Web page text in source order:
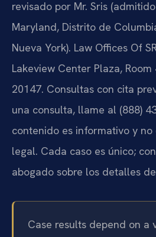
revisado por Mr. Sris
Maryland, Distrito de
Nueva York). Law Offices Of
Lakeview Center Plaza, Room
20147. Consultas con cita
una consulta, llame al (888)
contenido es informativo y no
legal. Cada caso es único;
abogado sobre los detalles
Case results depend on